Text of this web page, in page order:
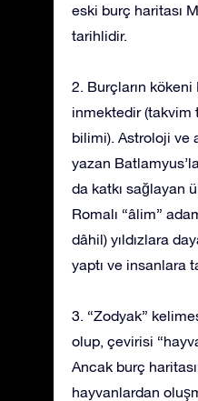
eski burç haritası
tarihlidir.
2. Burçların kökeni
inmektedir (takvim
bilimi). Astroloji ve
yazan
da katkı sağlayan
Romalı “âlim”
dâhil) yıldızlara
yaptı ve insanlara
3. “Zodyak”
olup, çevirisi
Ancak burç
hayvanlardan